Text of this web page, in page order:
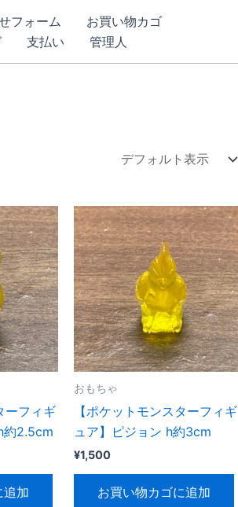
フォーム
お買い物カゴ
支払い 管理人
ーフィギ
約2.5cm
追加
おもちゃ
【ポケットモンスターフィギ
ュア】ピジョン h約3cm
¥1,500
お買い物カゴに追加